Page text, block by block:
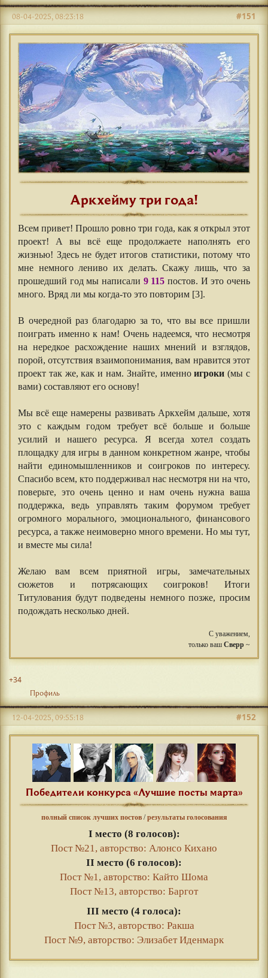
#151
08-04-2025, 08:23:18
Аркхейму три года!
Всем привет! Прошло ровно три года, как я открыл этот
проект! А вы всё еще продолжаете наполнять его
жизнью! Здесь не будет итогов статистики, потому что
мне немного лениво их делать. Скажу лишь, что за
прошедший год мы написали 9 115 постов. И это очень
много. Вряд ли мы когда-то это повторим [3].
В очередной раз благодарю за то, что вы все пришли
поиграть именно к нам! Очень надеемся, что несмотря
на нередкое расхождение наших мнений и взглядов,
порой, отсутствия взаимопонимания, вам нравится этот
проект так же, как и нам. Знайте, именноигроки (мы с
вами) составляют его основу!
Мы всё еще намерены развивать Аркхейм дальше, хотя
это с каждым годом требует всё больше и больше
усилий и нашего ресурса. Я всегда хотел создать
площадку для игры в данном конкретном жанре, чтобы
найти единомышленников и соигроков по интересу.
Спасибо всем, кто поддерживал нас несмотря ни на что,
поверьте, это очень ценно и нам очень нужна ваша
поддержка, ведь управлять таким форумом требует
огромного морального, эмоционального, финансового
ресурса, а также неимоверно много времени. Но мы тут,
и вместе мы сила!
Желаю вам всем приятной игры, замечательных
сюжетов и потрясающих соигроков! Итоги
Титулования будут подведены немного позже, просим
подождать несколько дней.
С уважением,
только ваш Сверр ~
+34
Профиль
#152
12-04-2025, 09:55:18
Победители конкурса «Лучшие посты марта»
полный список лучших постов/результаты голосования
I место (8 голосов):
Пост №21, авторство: Алонсо Кихано
II место (6 голосов):
Пост №1, авторство: Кайто Шома
Пост №13, авторство: Баргот
III место (4 голоса):
Пост №3, авторство: Ракша
Пост №9, авторство: Элизабет Иденмарк